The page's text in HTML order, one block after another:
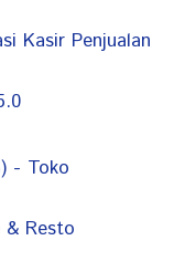
Kasir Penjualan
- Toko
Resto